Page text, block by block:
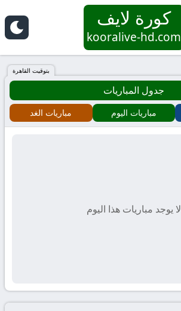
كورة لايف
kooralive-hd.com
بتوقيت القاهرة
جدول المباريات
مباريات اليوم مباريات الغد
لا يوجد مباريات هذا اليوم